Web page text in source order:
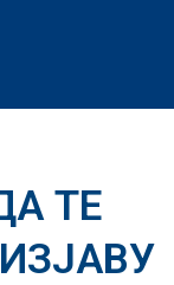
ТЕ